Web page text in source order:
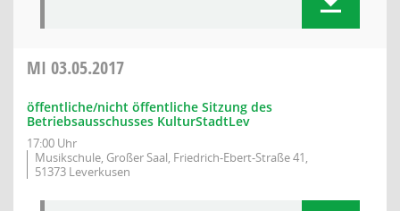
MI 03.05.2017
öffentliche/nicht öffentliche Sitzung des
Betriebsausschusses KulturStadtLev
17:00 Uhr
Musikschule, Großer Saal, Friedrich-Ebert-Straße 41,
51373 Leverkusen